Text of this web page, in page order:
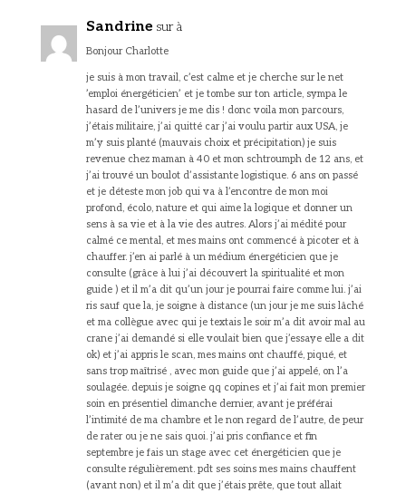
Sandrine sur à
Bonjour Charlotte
je suis à mon travail, c’est calme et je cherche sur le net
’emploi énergéticien’ et je tombe sur ton article, sympa le
hasard de l’univers je me dis ! donc voila mon parcours,
j’étais militaire, j’ai quitté car j’ai voulu partir aux USA, je
m’y suis planté (mauvais choix et précipitation) je suis
revenue chez maman à 40 et mon schtroumph de 12 ans, et
j’ai trouvé un boulot d’assistante logistique. 6 ans on passé
et je déteste mon job qui va à l’encontre de mon moi
profond, écolo, nature et qui aime la logique et donner un
sens à sa vie et à la vie des autres. Alors j’ai médité pour
calmé ce mental, et mes mains ont commencé à picoter et à
chauffer. j’en ai parlé à un médium énergéticien que je
consulte (grâce à lui j’ai découvert la spiritualité et mon
guide ) et il m’a dit qu’un jour je pourrai faire comme lui. j’ai
ris sauf que la, je soigne à distance (un jour je me suis lâché
et ma collègue avec qui je textais le soir m’a dit avoir mal au
crane j’ai demandé si elle voulait bien que j’essaye elle a dit
ok) et j’ai appris le scan, mes mains ont chauffé, piqué, et
sans trop maîtrisé , avec mon guide que j’ai appelé, on l’a
soulagée. depuis je soigne qq copines et j’ai fait mon premier
soin en présentiel dimanche dernier, avant je préférai
l’intimité de ma chambre et le non regard de l’autre, de peur
de rater ou je ne sais quoi. j’ai pris confiance et fin
septembre je fais un stage avec cet énergéticien que je
consulte régulièrement. pdt ses soins mes mains chauffent
(avant non) et il m’a dit que j’étais prête, que tout allait